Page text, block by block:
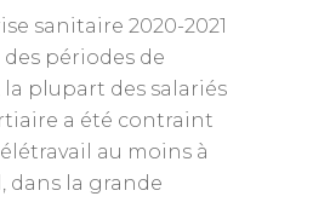
sanitaire 2020-2021
des périodes de
plupart des salariés
a été contraint
au moins à
dans la grande